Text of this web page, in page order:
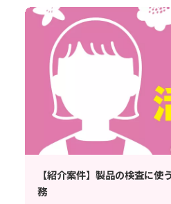
【紹介案件】製品の検査に使
務